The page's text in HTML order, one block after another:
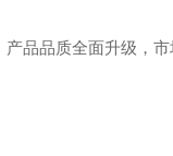
品品质全面升级，